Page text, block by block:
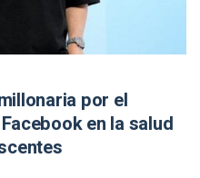
por el
en la salud